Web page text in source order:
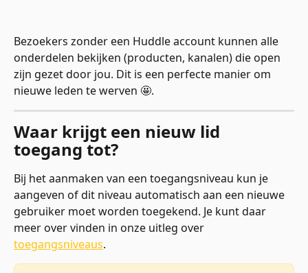
Bezoekers zonder een Huddle account kunnen alle
onderdelen bekijken (producten, kanalen) die open
zijn gezet door jou. Dit is een perfecte manier om
nieuwe leden te werven 🤩.
Waar krijgt een nieuw lid
toegang tot?
Bij het aanmaken van een toegangsniveau kun je
aangeven of dit niveau automatisch aan een nieuwe
gebruiker moet worden toegekend. Je kunt daar
meer over vinden in onze uitleg over
toegangsniveaus.